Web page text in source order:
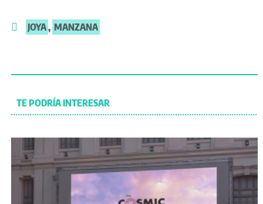
JOYA, MANZANA
TE PODRÍA INTERESAR